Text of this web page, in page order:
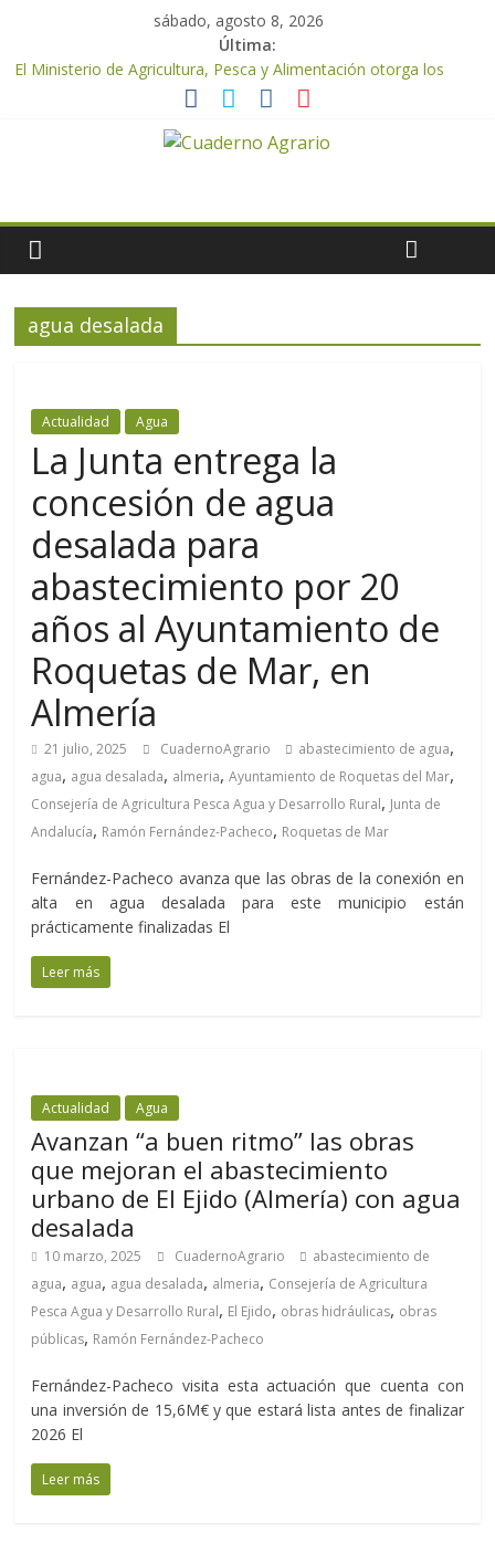
sábado, agosto 8, 2026
Última:
El Ministerio de Agricultura, Pesca y Alimentación otorga los
premios Alimentos de España a los mejores quesos 2026
desplome de la demanda, que obligará a muchos viticultores a
seguridad y la transparencia del sector
ASAJA Almería: las primeras recolecciones de almendra
meteorológicas y la incertidumbre en los precios
El Ministerio de Agricultura, Pesca y Alimentación autoriza el
agua desalada
Actualidad Agua
La Junta entrega la
concesión de agua
desalada para
abastecimiento por 20
años al Ayuntamiento de
Roquetas de Mar, en
Almería
21 julio, 2025 CuadernoAgrario abastecimiento de agua,
agua, agua desalada, almeria,Ayuntamiento de Roquetas del Mar,
Consejería de Agricultura Pesca Agua y Desarrollo Rural, Junta de
Andalucía, Ramón Fernández-Pacheco, Roquetas de Mar
Fernández-Pacheco avanza que las obras de la conexión en
alta en agua desalada para este municipio están
prácticamente finalizadas El
Leer más
Actualidad Agua
Avanzan “a buen ritmo” las obras
que mejoran el abastecimiento
urbano de El Ejido (Almería) con agua
desalada
10 marzo, 2025 CuadernoAgrario
abastecimiento de
agua, agua, agua desalada, almeria, Consejería de Agricultura
Pesca Agua y Desarrollo Rural, El Ejido, obras hidráulicas, obras
públicas, Ramón Fernández-Pacheco
Fernández-Pacheco visita esta actuación que cuenta con
una inversión de 15,6M€ y que estará lista antes de finalizar
2026 El
Leer más